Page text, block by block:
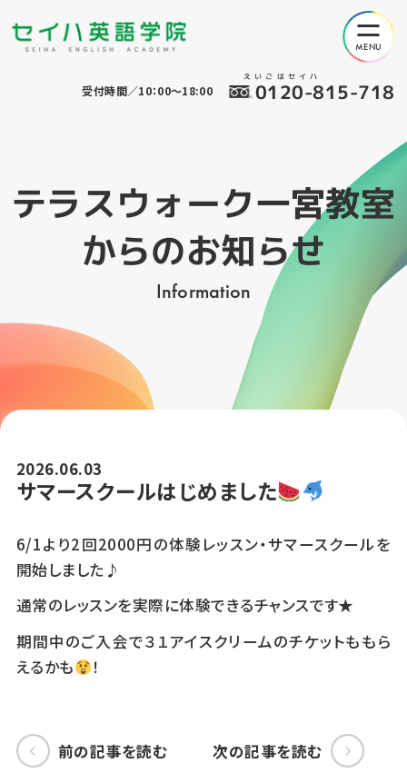
えいごはセイハ
0120-815-718
受付時間／10：00～18:00
テラスウォーク一宮教室
からのお知らせ
Information
2026.06.03
サマースクールはじめました
6/1より2回2000円の体験レッスン・サマースクールを
開始しました♪
通常のレッスンを実際に体験できるチャンスです★
期間中のご入会で３１アイスクリームのチケットももら
えるかも
！
前の記事を読む 次の記事を読む